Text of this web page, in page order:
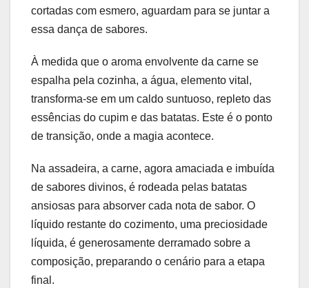
cortadas com esmero, aguardam para se juntar a
essa dança de sabores.
À medida que o aroma envolvente da carne se
espalha pela cozinha, a água, elemento vital,
transforma-se em um caldo suntuoso, repleto das
essências do cupim e das batatas. Este é o ponto
de transição, onde a magia acontece.
Na assadeira, a carne, agora amaciada e imbuída
de sabores divinos, é rodeada pelas batatas
ansiosas para absorver cada nota de sabor. O
líquido restante do cozimento, uma preciosidade
líquida, é generosamente derramado sobre a
composição, preparando o cenário para a etapa
final.